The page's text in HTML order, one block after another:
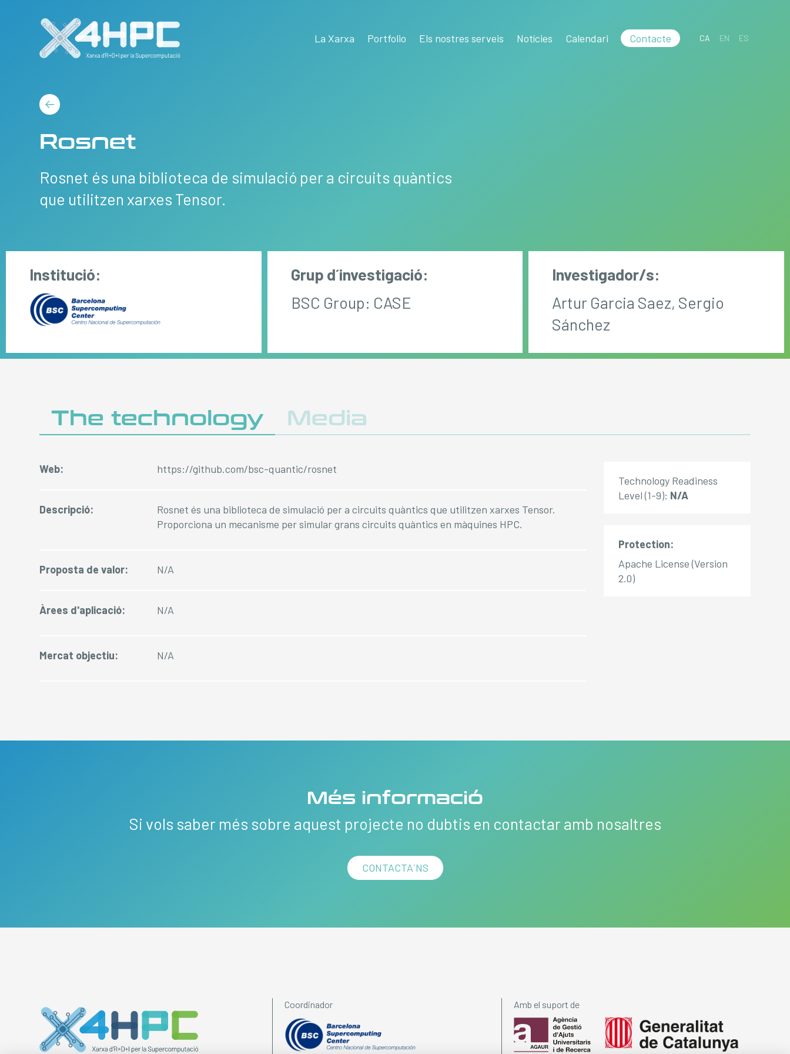
La Xarxa Portfolio Els nostres serveis Notícies Calendari Contacte CA EN ES
Rosnet
Rosnet és una biblioteca de simulació per a circuits quàntics
que utilitzen xarxes Tensor.
Institució:
Grup d´investigació:
BSC Group: CASE
Investigador/s:
Artur Garcia Saez, Sergio
Sánchez
The technology Media
Web: https://github.com/bsc-quantic/rosnet
Descripció:
Rosnet és una biblioteca de simulació per a circuits quàntics que utilitzen xarxes Tensor.
Proporciona un mecanisme per simular grans circuits quàntics en màquines HPC.
Proposta de valor: N/A
Àrees d'aplicació: N/A
Mercat objectiu: N/A
Technology Readiness
Level (1-9): N/A
Protection:
Apache License (Version
2.0)
Més informació
Si vols saber més sobre aquest projecte no dubtis en contactar amb nosaltres
CONTACTA´NS
Coordinador Amb el suport de